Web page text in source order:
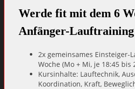
Werde fit mit dem 6
Anfänger-Lauftraining
2x gemeinsames Einsteiger-
Woche (Mo + Mi, je 18:45 bis
Kursinhalte: Lauftechnik,
Koordination, Kraft,